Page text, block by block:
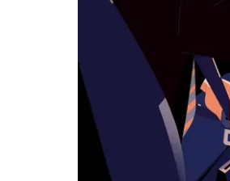
calendrier.